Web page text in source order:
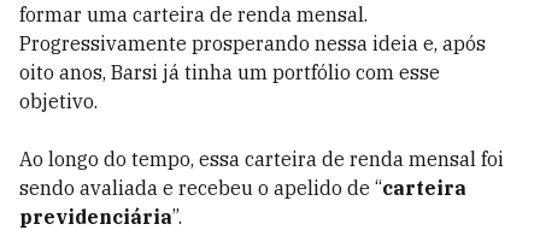
formar uma carteira de renda mensal.
Progressivamente prosperando nessa ideia e, após
oito anos, Barsi já tinha um portfólio com esse
objetivo.
Ao longo do tempo, essa carteira de renda mensal foi
sendo avaliada e recebeu o apelido de “carteira
previdenciária”.